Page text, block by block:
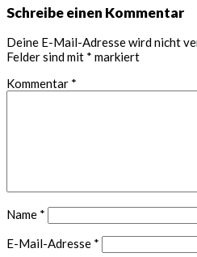
Leser-
Interaktionen
Schreibe einen Kommentar
Deine E-Mail-Adresse wird nicht
Felder sind mit * markiert
Kommentar *
Name *
E-Mail-Adresse *